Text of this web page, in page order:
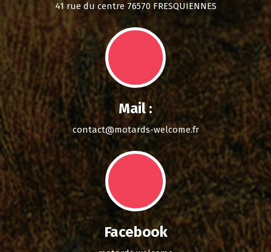
41 rue du centre 76570 FRESQUIENNES
Mail :
contact@motards-welcome.fr
Facebook